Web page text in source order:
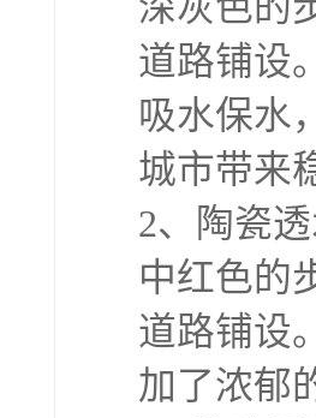
道路铺设
吸水保水
城市带来
2、陶瓷
中红色的
道路铺设
加了浓郁